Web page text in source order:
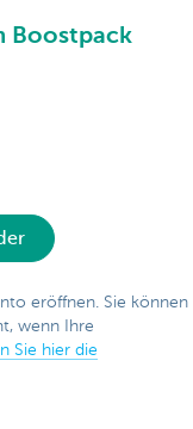
Boostpack
eröffnen. Sie können
wenn Ihre
Sie hier die